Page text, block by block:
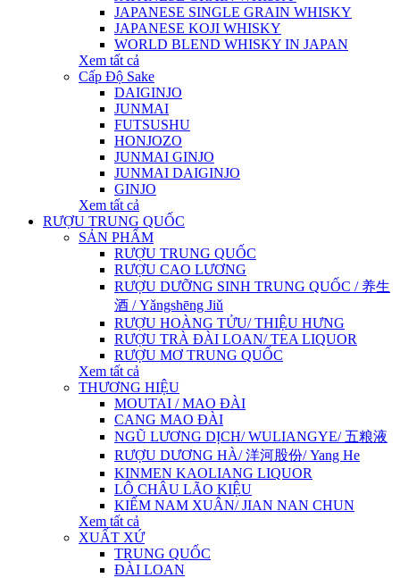
JAPANESE SINGLE GRAIN WHISKY
JAPANESE KOJI WHISKY
WORLD BLEND WHISKY IN JAPAN
Xem tất cả
Cấp Độ Sake
DAIGINJO
JUNMAI
FUTSUSHU
HONJOZO
JUNMAI GINJO
JUNMAI DAIGINJO
GINJO
Xem tất cả
RƯỢU TRUNG QUỐC
SẢN PHẨM
RƯỢU TRUNG QUỐC
RƯỢU CAO LƯƠNG
RƯỢU DƯỠNG SINH TRUNG QUỐC / 养生
酒 / Yǎngshēng Jiǔ
RƯỢU HOÀNG TỬU/ THIỆU HƯNG
RƯỢU TRÀ ĐÀI LOAN/ TEA LIQUOR
RƯỢU MƠ TRUNG QUỐC
Xem tất cả
THƯƠNG HIỆU
MOUTAI / MAO ĐÀI
CANG MAO ĐÀI
NGŨ LƯƠNG DỊCH/ WULIANGYE/ 五粮液
RƯỢU DƯƠNG HÀ/ 洋河股份/ Yang He
KINMEN KAOLIANG LIQUOR
LÔ CHÂU LÃO KIỆU
KIẾM NAM XUÂN/ JIAN NAN CHUN
Xem tất cả
XUẤT XỨ
TRUNG QUỐC
ĐÀI LOAN